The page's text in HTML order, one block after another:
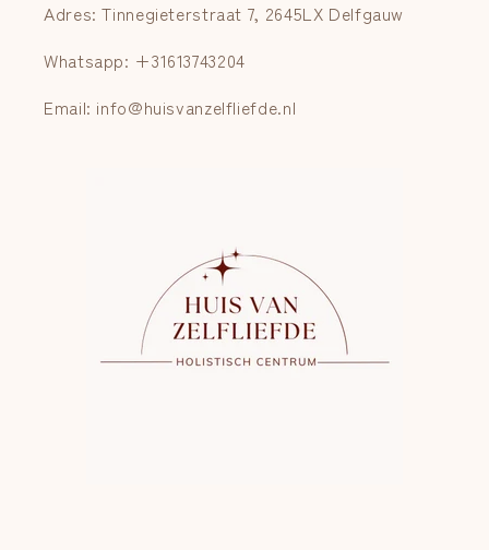
Adres: Tinnegieterstraat 7, 2645LX Delfgauw
Whatsapp: +31613743204
Email: info@huisvanzelfliefde.nl